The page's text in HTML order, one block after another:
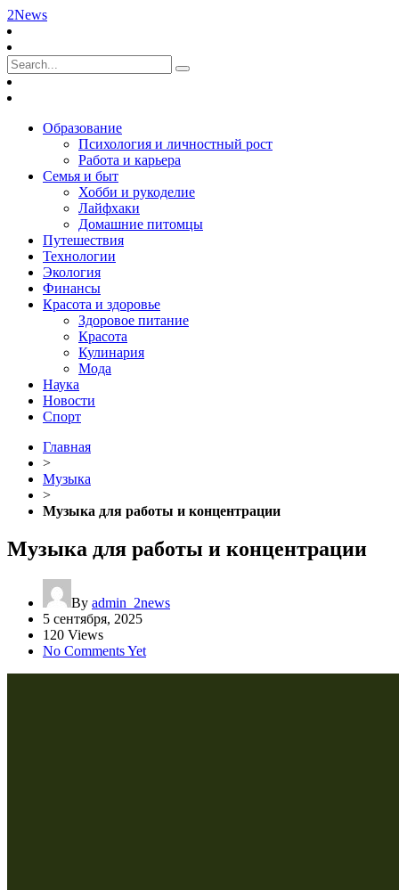
2News
Образование
Психология и личностный рост
Работа и карьера
Семья и быт
Хобби и рукоделие
Лайфхаки
Домашние питомцы
Путешествия
Технологии
Экология
Финансы
Красота и здоровье
Здоровое питание
Красота
Кулинария
Мода
Наука
Новости
Спорт
Главная
>
Музыка
>
Музыка для работы и концентрации
Музыка для работы и концентрации
By admin_2news
5 сентября, 2025
120 Views
No Comments Yet